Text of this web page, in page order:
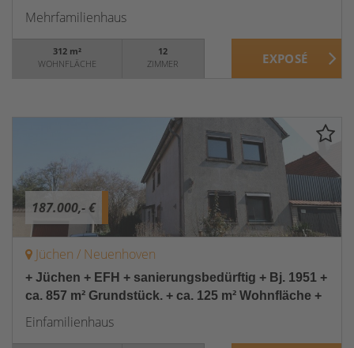
Mehrfamilienhaus
312 m²
WOHNFLÄCHE
12
ZIMMER
187.000,- €
Jüchen / Neuenhoven
+ Jüchen + EFH + sanierungsbedürftig + Bj. 1951 +
ca. 857 m² Grundstück. + ca. 125 m² Wohnfläche +
Einfamilienhaus